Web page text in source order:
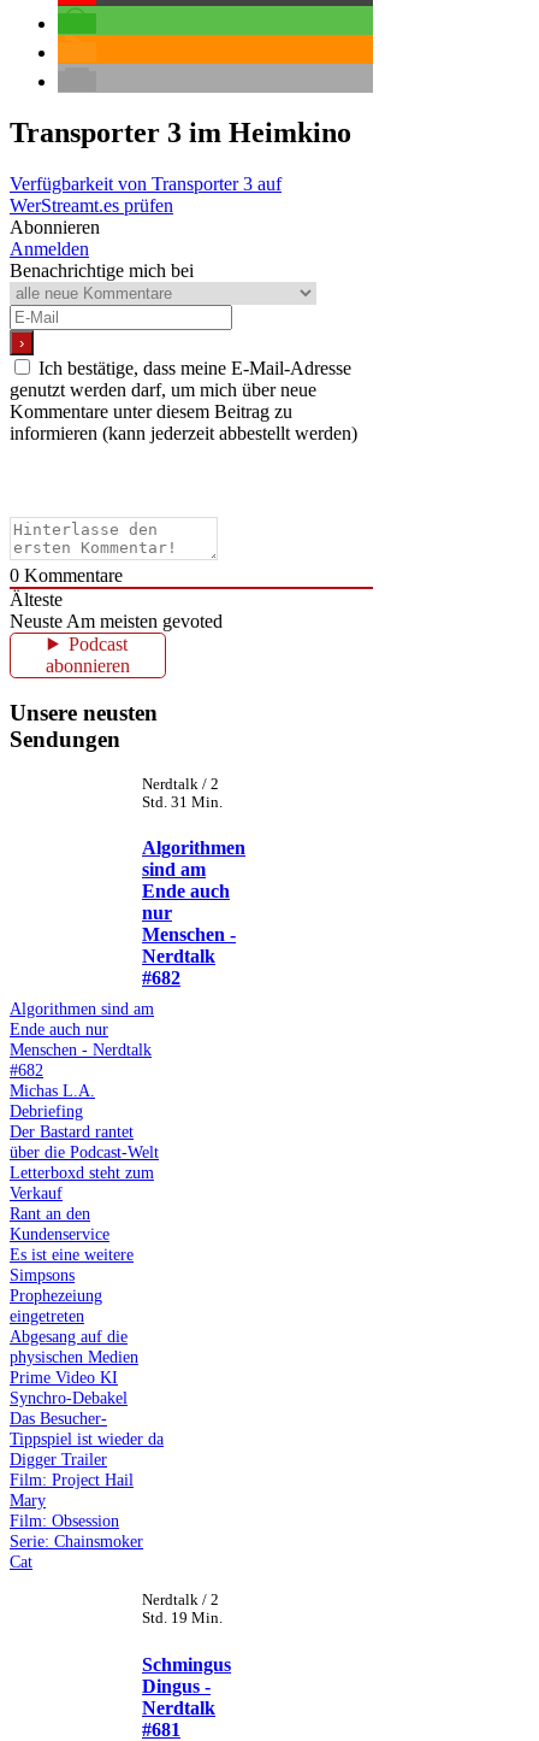
Transporter 3 im Heimkino
Verfügbarkeit von Transporter 3 auf
WerStreamt.es prüfen
Abonnieren
Anmelden
Benachrichtige mich bei
Ich bestätige, dass meine E-Mail-Adresse
genutzt werden darf, um mich über neue
Kommentare unter diesem Beitrag zu
informieren (kann jederzeit abbestellt werden)
0 Kommentare
Älteste
Neuste Am meisten gevoted
Podcast
abonnieren
Unsere neusten
Sendungen
Nerdtalk / 2
Std. 31 Min.
Algorithmen
sind am
Ende auch
nur
Menschen -
Nerdtalk
#682
Algorithmen sind am
Ende auch nur
Menschen - Nerdtalk
#682
Michas L.A.
Debriefing
Der Bastard rantet
über die Podcast-Welt
Letterboxd steht zum
Verkauf
Rant an den
Kundenservice
Es ist eine weitere
Simpsons
Prophezeiung
eingetreten
Abgesang auf die
physischen Medien
Prime Video KI
Synchro-Debakel
Das Besucher-
Tippspiel ist wieder da
Digger Trailer
Film: Project Hail
Mary
Film: Obsession
Serie: Chainsmoker
Cat
Nerdtalk / 2
Std. 19 Min.
Schmingus
Dingus -
Nerdtalk
#681